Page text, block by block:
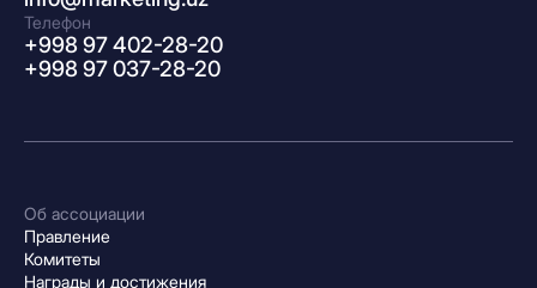
Телефон
+998 97 402-28-20
+998 97 037-28-20
Об ассоциации
Правление
Комитеты
Награды и достижения